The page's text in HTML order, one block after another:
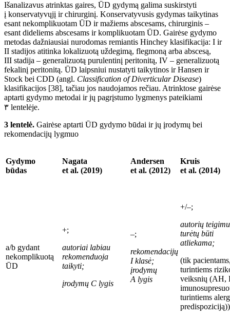
Išanalizavus atrinktas gaires, ŪD gydymą galima suskirstyti
į konservatyvųjį ir chirurginį. Konservatyvusis gydymas taikytinas
esant nekomplikuotam ŪD ir mažiems abscesams, chirurginis –
esant dideliems abscesams ir komplikuotam ŪD. Gairėse gydymo
metodas dažniausiai nurodomas remiantis Hinchey klasifikacija: I ir
II stadijos atitinka lokalizuotą uždegimą, flegmoną arba abscesą,
III stadija – generalizuotą purulentinį peritonitą, IV – generalizuotą
fekalinį peritonitą. ŪD laipsniui nustatyti taikytinos ir Hansen ir
Stock bei CDD (angl. Classification of Diverticular Disease)
klasifikacijos [38], tačiau jos naudojamos rečiau. Atrinktose gairėse
aptarti gydymo metodai irjų pagrįstumo lygmenys pateikiami
lentelėje.
3 lentelė. Gairėse aptarti ŪD gydymo būdai irjų įrodymų bei
rekomendacijų lygmuo
Gydymo
būdas
Nagata
et al. (2019)
Andersen
et al. (2012)
Kruis
et al. (2014)
a/b gydant
nekomplikuotą
ŪD
+;
autoriai labiau
rekomenduoja
taikyti;
įrodymų C lygis
–;
rekomendacijų
I klasė;
įrodymų
A lygis
+/–;
autorių
turėtų būti
atliekama;
(tik
turintiems
veiksnių (AH,
turintiems
predispoziciją))